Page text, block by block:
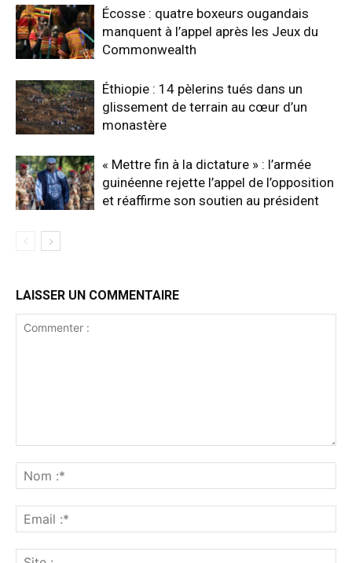
Écosse : quatre boxeurs ougandais
manquent à l’appel après les Jeux du
Commonwealth
Éthiopie : 14 pèlerins tués dans un
glissement de terrain au cœur d’un
monastère
« Mettre fin à la dictature » : l’armée
guinéenne rejette l’appel de l’opposition
et réaffirme son soutien au président
LAISSER UN COMMENTAIRE